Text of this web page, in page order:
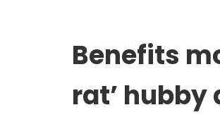
Benefits
rat’